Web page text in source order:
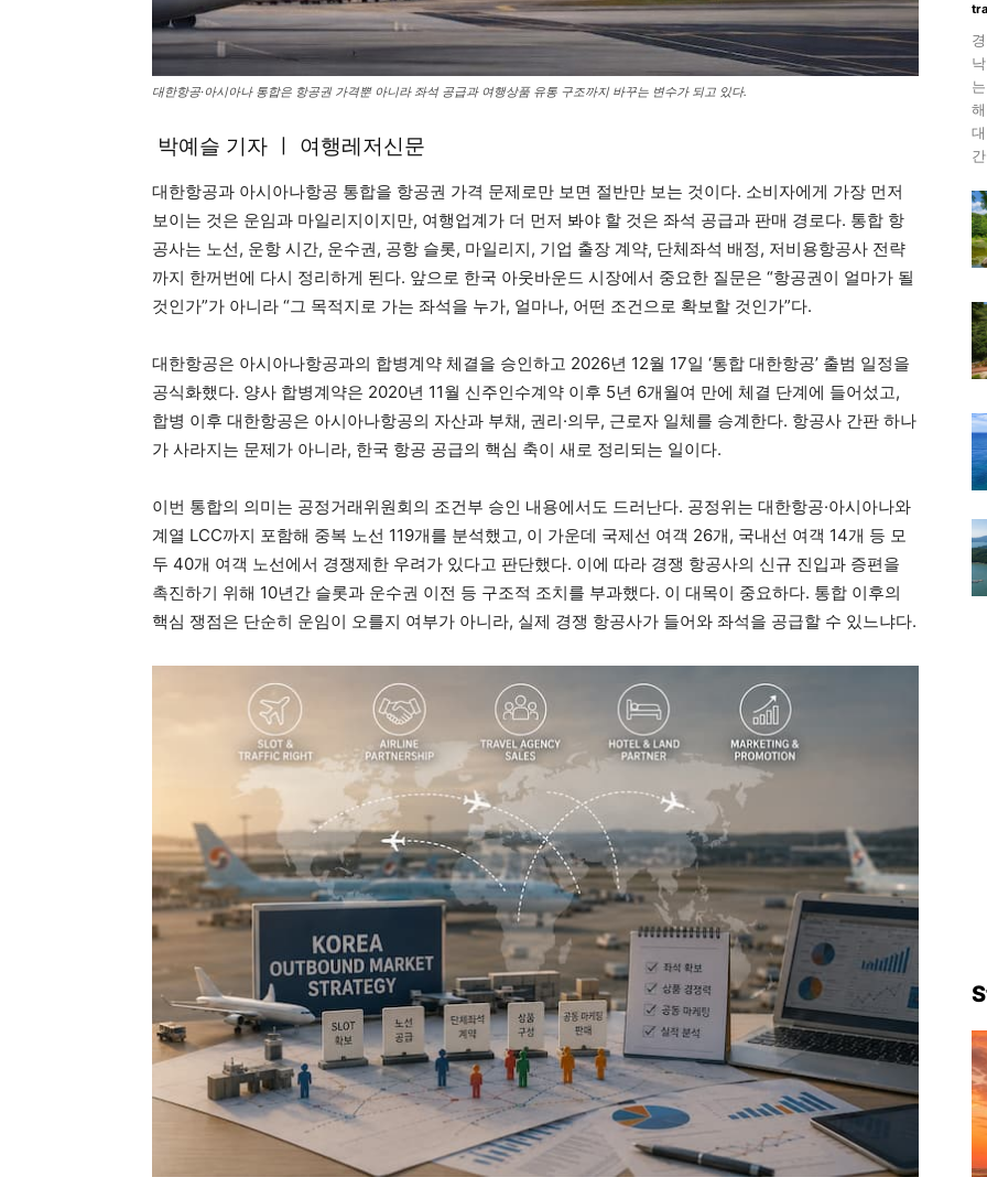
대한항공·아시아나 통합은 항공권 가격뿐 아니라 좌석 공급과 여행상품 유통 구조까지 바꾸는 변수가 되고 있다.
박예슬 기자 ㅣ 여행레저신문
대한항공과 아시아나항공 통합을 항공권 가격 문제로만 보면 절반만 보는 것이다. 소비자에게 가장 먼저
보이는 것은 운임과 마일리지이지만, 여행업계가 더 먼저 봐야 할 것은 좌석 공급과 판매 경로다. 통합 항
공사는 노선, 운항 시간, 운수권, 공항 슬롯, 마일리지, 기업 출장 계약, 단체좌석 배정, 저비용항공사 전략
까지 한꺼번에 다시 정리하게 된다. 앞으로 한국 아웃바운드 시장에서 중요한 질문은 “항공권이 얼마가 될
것인가”가 아니라 “그 목적지로 가는 좌석을 누가, 얼마나, 어떤 조건으로 확보할 것인가”다.
대한항공은 아시아나항공과의 합병계약 체결을 승인하고 2026년 12월 17일 ‘통합 대한항공’ 출범 일정을
공식화했다. 양사 합병계약은 2020년 11월 신주인수계약 이후 5년 6개월여 만에 체결 단계에 들어섰고,
합병 이후 대한항공은 아시아나항공의 자산과 부채, 권리·의무, 근로자 일체를 승계한다. 항공사 간판 하나
가 사라지는 문제가 아니라, 한국 항공 공급의 핵심 축이 새로 정리되는 일이다.
이번 통합의 의미는 공정거래위원회의 조건부 승인 내용에서도 드러난다. 공정위는 대한항공·아시아나와
계열 LCC까지 포함해 중복 노선 119개를 분석했고, 이 가운데 국제선 여객 26개, 국내선 여객 14개 등 모
두 40개 여객 노선에서 경쟁제한 우려가 있다고 판단했다. 이에 따라 경쟁 항공사의 신규 진입과 증편을
촉진하기 위해 10년간 슬롯과 운수권 이전 등 구조적 조치를 부과했다. 이 대목이 중요하다. 통합 이후의
핵심 쟁점은 단순히 운임이 오를지 여부가 아니라, 실제 경쟁 항공사가 들어와 좌석을 공급할 수 있느냐다.